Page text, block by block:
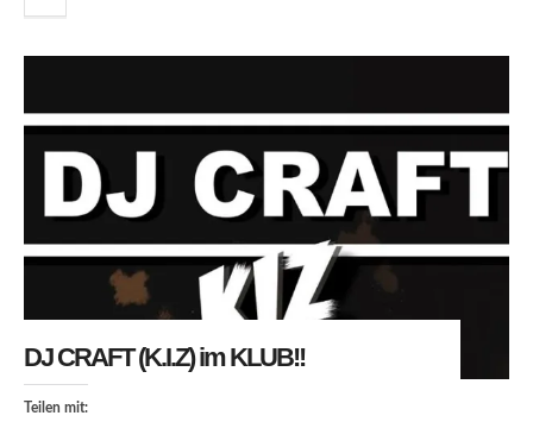
DJ CRAFT (K.I.Z) im KLUB!!
Teilen mit: